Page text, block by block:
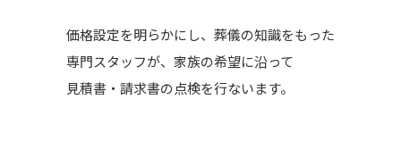
価格設定を明らかにし、葬儀の知識をもった
専門スタッフが、家族の希望に沿って
見積書・請求書の点検を行ないます。